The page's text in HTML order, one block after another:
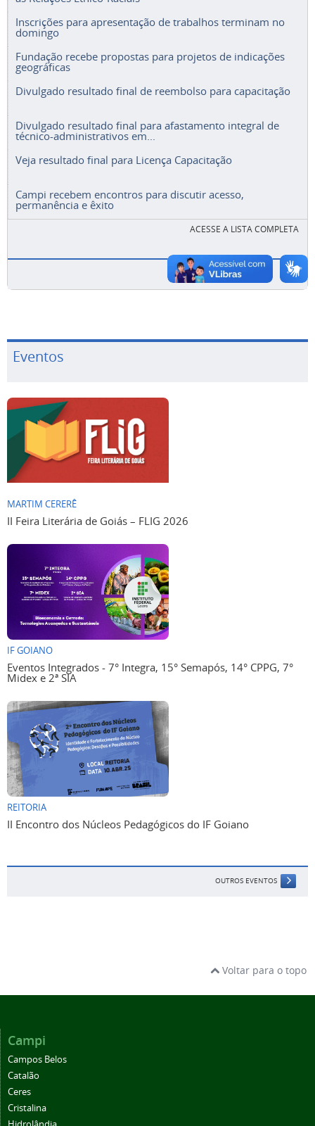
Inscrições para apresentação de trabalhos terminam no
domingo
Fundação recebe propostas para projetos de indicações
geográficas
Divulgado resultado final de reembolso para capacitação
técnico-administrativos em...
permanência e êxito
Eventos
II Feira Literária de Goiás – FLIG 2026
IF GOIANO
Eventos Integrados - 7° Integra, 15° Semapós, 14° CPPG, 7°
Midex e 2ª SIA
REITORIA
II Encontro dos Núcleos Pedagógicos do IF Goiano
OUTROS EVENTOS
Campos Belos
Catalão
Ceres
Cristalina
Hidrolândia